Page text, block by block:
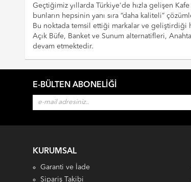
Geçtiğimiz yıllarda Türkiye'de hızla gelişen
bunların hepsinin yanı sıra “daha kaliteli”
Bu noktada temsil ettiği markalar ve geliştirdiği
Açık Büfe, Banket ve Sunum alternatifleri,
devam etmektedir.
E-BÜLTEN ABONELIĞI
KURUMSAL
Garanti ve İade
Sipariş Takibi